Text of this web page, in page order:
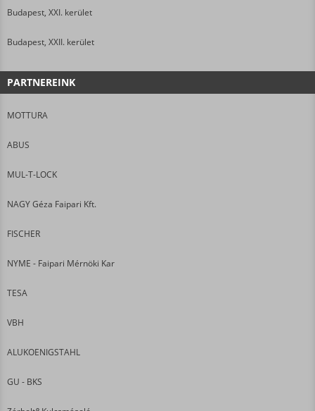
Budapest, XXI. kerület
Budapest, XXII. kerület
PARTNEREINK
MOTTURA
ABUS
MUL-T-LOCK
NAGY Géza Faipari Kft.
FISCHER
NYME - Faipari Mérnöki Kar
TESA
VBH
ALUKOENIGSTAHL
GU - BKS